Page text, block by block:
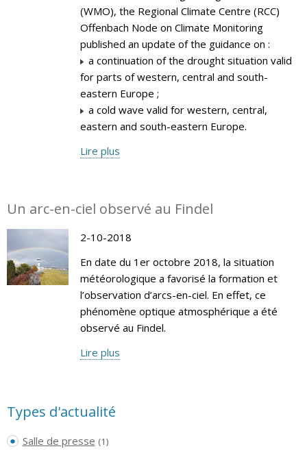
(WMO), the Regional Climate Centre (RCC)
Offenbach Node on Climate Monitoring
published an update of the guidance on :
a continuation of the drought situation valid
for parts of western, central and south-
eastern Europe ;
a cold wave valid for western, central,
eastern and south-eastern Europe.
Lire plus
Un arc-en-ciel observé au Findel
2-10-2018
En date du 1er octobre 2018, la situation
météorologique a favorisé la formation et
l’observation d’arcs-en-ciel. En effet, ce
phénomène optique atmosphérique a été
observé au Findel.
Lire plus
Types d'actualité
Salle de presse (1)